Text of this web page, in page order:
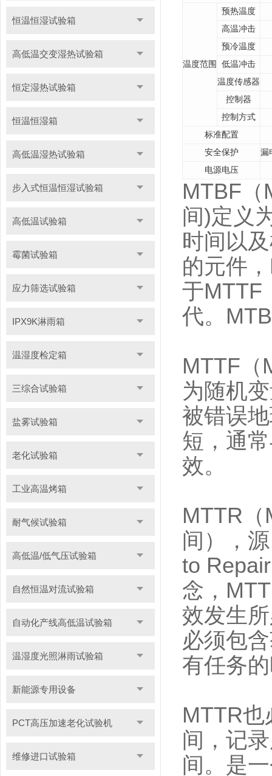
恒温恒湿试验箱
高低温交变湿热试验箱
恒定湿热试验箱
恒温恒湿箱
高低温湿热试验箱
步入式恒温恒湿试验箱
高低温试验箱
霉菌试验箱
应力筛选试验箱
IPX9K淋雨箱
温湿度检定箱
三综合试验箱
盐雾试验箱
老化试验箱
工业高温烤箱
耐气候试验箱
高低温/低气压试验箱
自然恒温对流试验箱
自动化产线高低温试验箱
温湿度光照淋雨试验箱
新能源专用设备
PCT高压加速老化试验机
维修进口试验箱
温度范围
预热温度
高温冲击
预冷温度
低温冲击
温度传感器
控制器
控制方式
标准配置
安全保护
漏
电源电压
MTBF（
间)定义
时间以
的元件
于MTTF
代。
MTTF（
为随机
被错误
短，通
效。
MTTR
间），
to
念，
效发生
必须包
有任务
MTTR
间，记
间。是